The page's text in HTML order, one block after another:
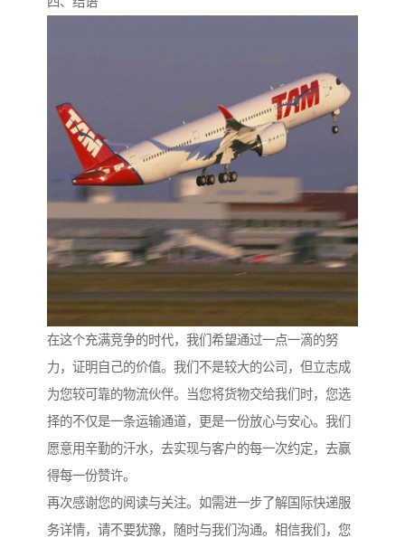
在这个充满竞争的时代，我们希望通过一点一滴的努
力，证明自己的价值。我们不是较大的公司，但立志成
为您较可靠的物流伙伴。当您将货物交给我们时，您选
择的不仅是一条运输通道，更是一份放心与安心。我们
愿意用辛勤的汗水，去实现与客户的每一次约定，去赢
得每一份赞许。
再次感谢您的阅读与关注。如需进一步了解国际快递服
务详情，请不要犹豫，随时与我们沟通。相信我们，您